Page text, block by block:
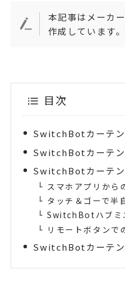
本記事はメーカ
作成しています。
目次
SwitchBotカーテン
SwitchBotカーテン
SwitchBotカーテン
スマホアプリから
タッチ＆ゴーで半
SwitchBotハブミ
リモートボタンで
SwitchBotカーテン